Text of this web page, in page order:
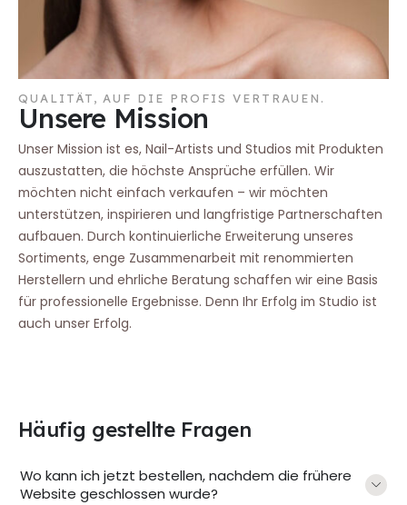
QUALITÄT, AUF DIE PROFIS VERTRAUEN.
Unsere Mission
Unser Mission ist es, Nail-Artists und Studios mit Produkten
auszustatten, die höchste Ansprüche erfüllen. Wir
möchten nicht einfach verkaufen – wir möchten
unterstützen, inspirieren und langfristige Partnerschaften
aufbauen. Durch kontinuierliche Erweiterung unseres
Sortiments, enge Zusammenarbeit mit renommierten
Herstellern und ehrliche Beratung schaffen wir eine Basis
für professionelle Ergebnisse. Denn Ihr Erfolg im Studio ist
auch unser Erfolg.
Häufig gestellte Fragen
Wo kann ich jetzt bestellen, nachdem die frühere
Website geschlossen wurde?